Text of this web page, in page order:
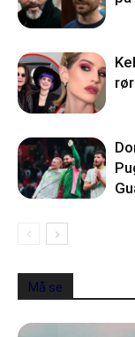
Må se